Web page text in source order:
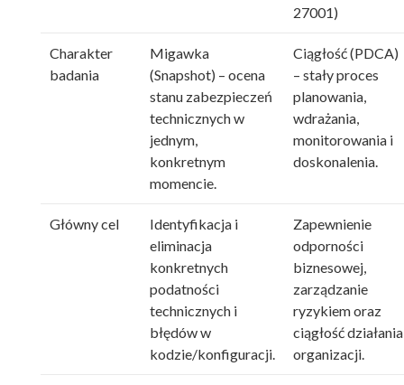
27001)
Charakter
badania
Migawka
(Snapshot) – ocena
stanu zabezpieczeń
technicznych w
jednym,
konkretnym
momencie.
Ciągłość (PDCA)
– stały proces
planowania,
wdrażania,
monitorowania i
doskonalenia.
Główny cel
Identyfikacja i
eliminacja
konkretnych
podatności
technicznych i
błędów w
kodzie/konfiguracji.
Zapewnienie
odporności
biznesowej,
zarządzanie
ryzykiem oraz
ciągłość działania
organizacji.